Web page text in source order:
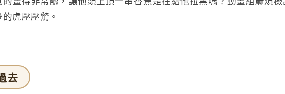
虎壓壓驚。
去